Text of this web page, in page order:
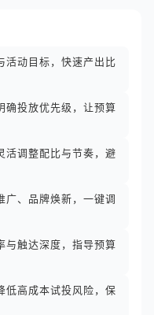
活动目标，快速产出比
确投放优先级，让预算
活调整配比与节奏，避
广、品牌焕新，一键调
与触达深度，指导预算
低高成本试投风险，保